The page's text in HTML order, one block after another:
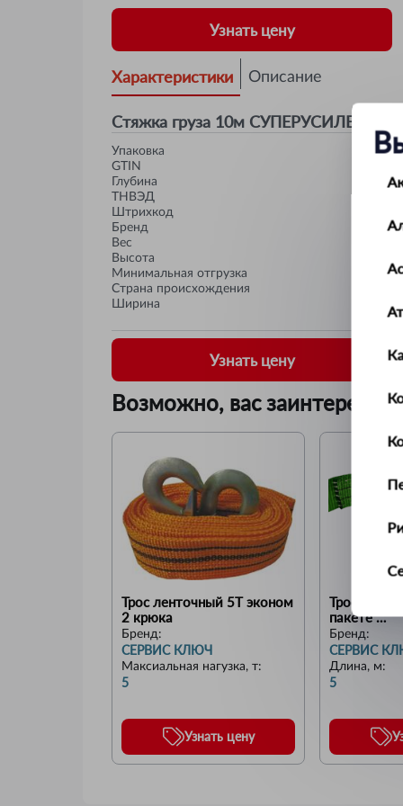
Узнать цену
Характеристики Описание
Стяжка груза 10м СУПЕРУСИЛЕННАЯ
Упаковка
GTIN
Глубина
ТНВЭД
Штрихкод
Бренд
Вес
Высота
Минимальная отгрузка
Страна происхождения
Ширина
Узнать цену
Возможно, вас заинтересует
Трос ленточный 5Т эконом
2 крюка
Бренд:
СЕРВИС КЛЮЧ
Максиальная нагузка, т:
5
Узнать цену
Трос
пакете
Бренд:
СЕРВИС
Длина, м:
5